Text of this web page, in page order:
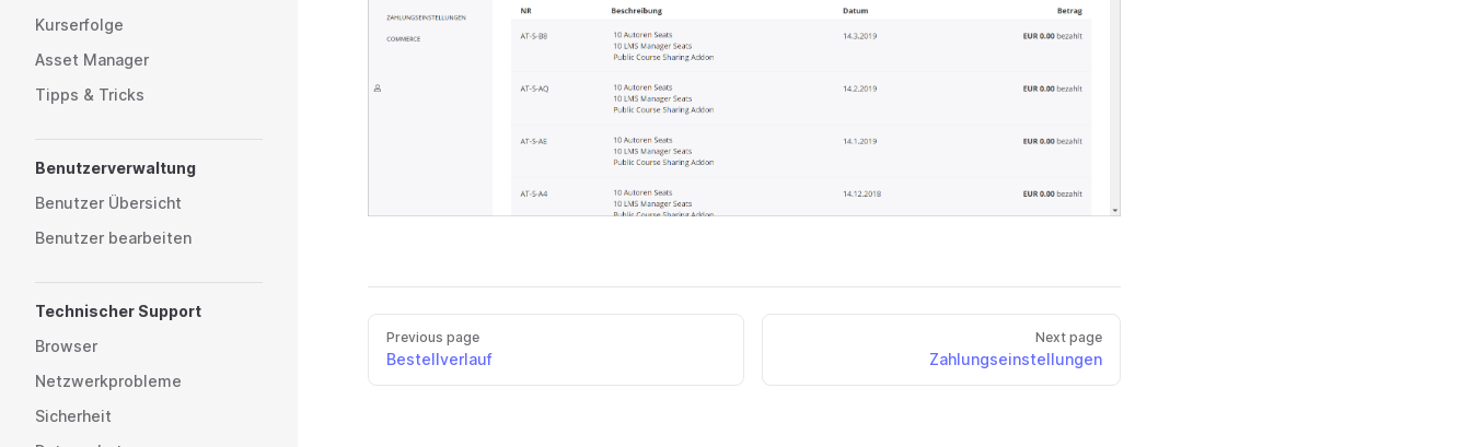
Kurserfolge
Asset Manager
Tipps & Tricks
Benutzerverwaltung
Benutzer Übersicht
Benutzer bearbeiten
Technischer Support
Browser
Netzwerkprobleme
Sicherheit
Previous page
Bestellverlauf
Next page
Zahlungseinstellungen